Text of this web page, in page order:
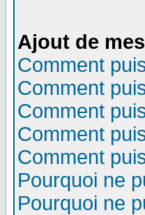
Ajout de
Comment
Comment
Comment
Comment
Comment
Pourquoi ne
Pourquoi ne